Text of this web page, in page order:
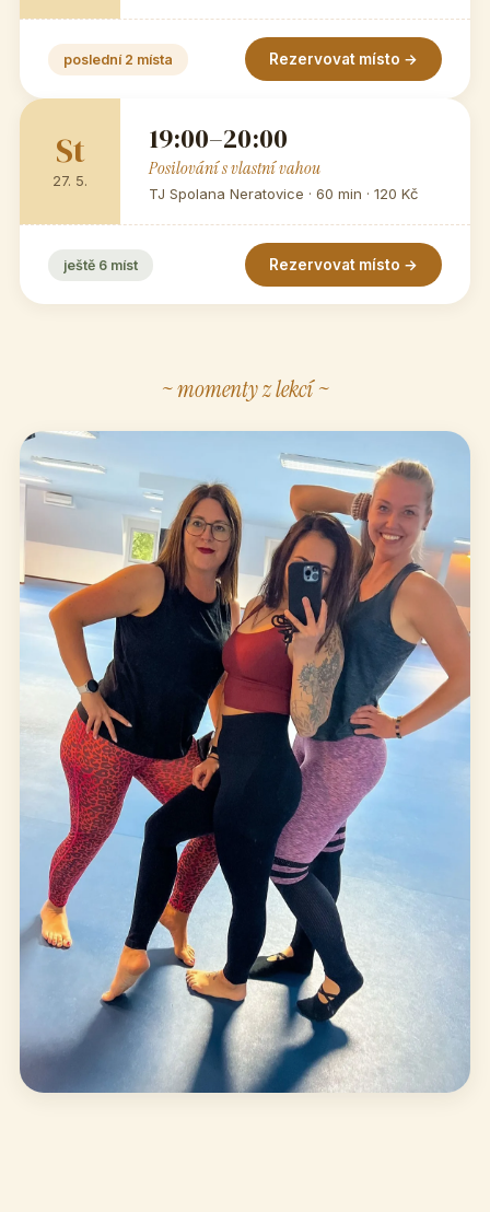
poslední 2 místa Rezervovat místo →
St
27. 5.
19:00–20:00
Posilování s vlastní vahou
TJ Spolana Neratovice · 60 min · 120 Kč
ještě 6 míst Rezervovat místo →
~ momenty z lekcí ~